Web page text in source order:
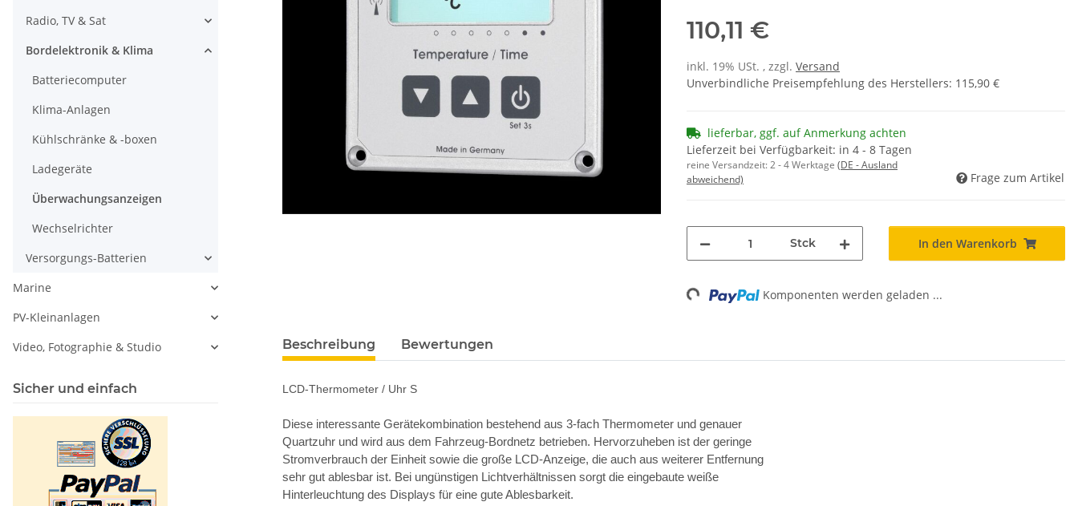
110,11 €
inkl. 19% USt. , zzgl. Versand
Unverbindliche Preisempfehlung des Herstellers: 115,90 €
lieferbar, ggf. auf Anmerkung achten
Lieferzeit bei Verfügbarkeit: in 4 - 8 Tagen
reine Versandzeit:2 - 4 Werktage (DE - Ausland
abweichend)
Frage zum Artikel
Stck In den Warenkorb
Loading... Komponenten werden geladen ...
Beschreibung Bewertungen
LCD-Thermometer / Uhr S
Diese interessante Gerätekombination bestehend aus 3-fach Thermometer und genauer
Quartzuhr und wird aus dem Fahrzeug-Bordnetz betrieben. Hervorzuheben ist der geringe
Stromverbrauch der Einheit sowie die große LCD-Anzeige, die auch aus weiterer Entfernung
sehr gut ablesbar ist. Bei ungünstigen Lichtverhältnissen sorgt die eingebaute weiße
Hinterleuchtung des Displays für eine gute Ablesbarkeit.
Radio, TV & Sat
Bordelektronik & Klima
Batteriecomputer
Klima-Anlagen
Kühlschränke & -boxen
Ladegeräte
Überwachungsanzeigen
Wechselrichter
Versorgungs-Batterien
Marine
PV-Kleinanlagen
Video, Fotographie & Studio
Sicher und einfach